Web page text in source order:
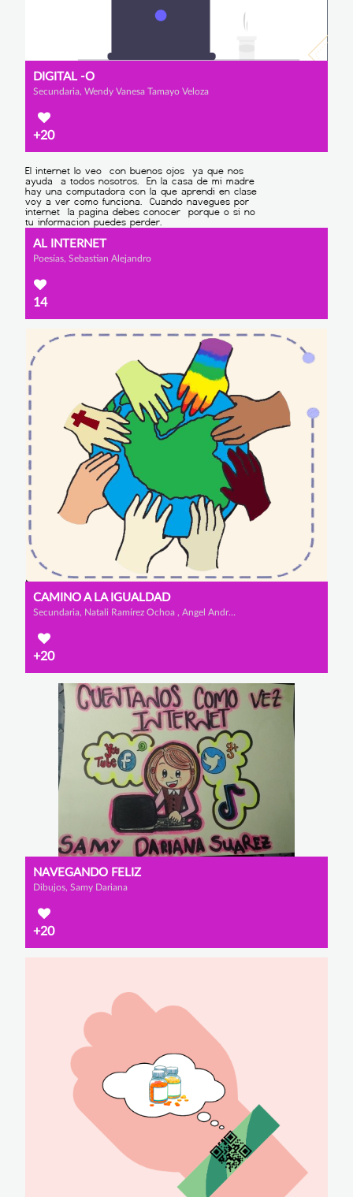
DIGITAL -O
Secundaria, Wendy Vanesa Tamayo Veloza
+20
AL INTERNET
Poesías, Sebastian Alejandro
14
CAMINO A LA IGUALDAD
Secundaria, Natali Ramírez Ochoa , Angel Andrés Vargas Díaz y William Alberto Sanchez Sosa
+20
NAVEGANDO FELIZ
Dibujos, Samy Dariana
+20